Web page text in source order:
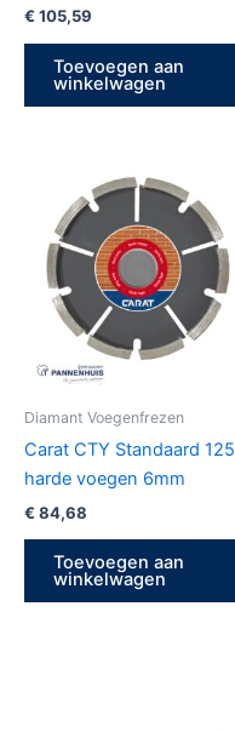
€ 105,59
Toevoegen aan
winkelwagen
Diamant Voegenfrezen
Carat CTY Standaard 125
harde voegen 6mm
€ 84,68
Toevoegen aan
winkelwagen